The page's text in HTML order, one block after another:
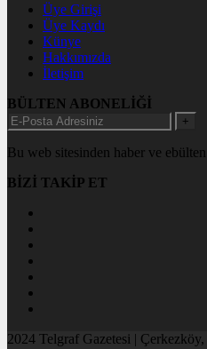
Üye Girişi
Üye Kaydı
Künye
Hakkımızda
İletişim
BÜLTEN ABONELİĞİ
+
Bu web sitesinden haber ve
BİZİ TAKİP ET
2024 Telgraf Gazetesi |